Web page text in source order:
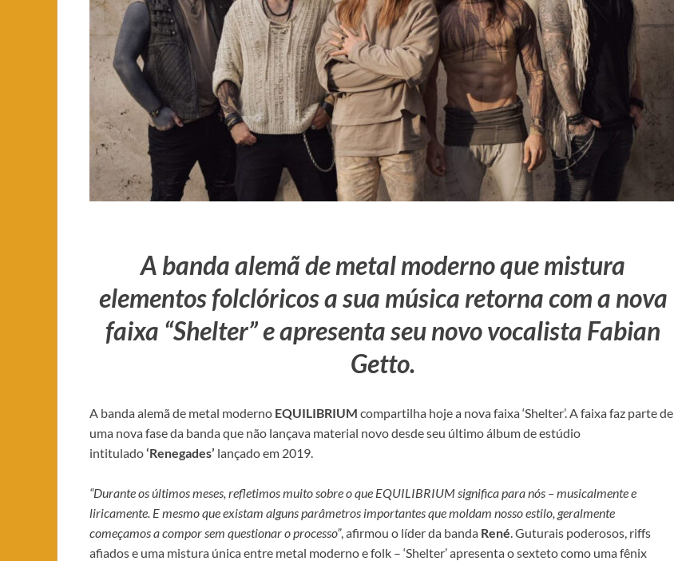
A banda alemã de metal moderno que mistura
elementos folclóricos a sua música retorna com a nova
faixa “Shelter” e apresenta seu novo vocalista Fabian
Getto.
A banda alemã de metal moderno EQUILIBRIUM compartilha hoje a nova faixa ‘Shelter’. A faixa faz parte de
uma nova fase da banda que não lançava material novo desde seu último álbum de estúdio
intitulado‘Renegades’ lançado em 2019.
“Durante os últimos meses, refletimos muito sobre o que EQUILIBRIUM significa para nós – musicalmente e
liricamente. E mesmo que existam alguns parâmetros importantes que moldam nosso estilo, geralmente
começamos a compor sem questionar o processo”, afirmou o líder da banda René. Guturais poderosos, riffs
afiados e uma mistura única entre metal moderno e folk – ‘Shelter’ apresenta o sexteto como uma fênix